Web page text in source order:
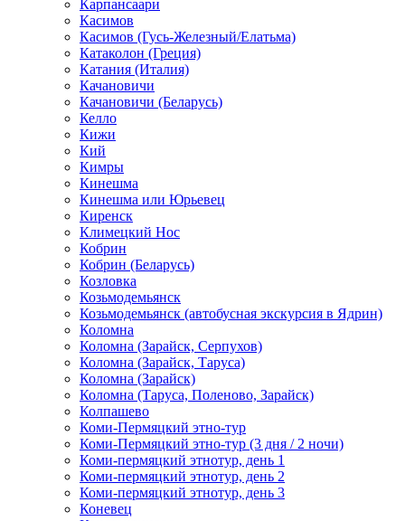
Карпансаари
Касимов
Касимов (Гусь-Железный/Елатьма)
Катаколон (Греция)
Катания (Италия)
Качановичи
Качановичи (Беларусь)
Келло
Кижи
Кий
Кимры
Кинешма
Кинешма или Юрьевец
Киренск
Климецкий Нос
Кобрин
Кобрин (Беларусь)
Козловка
Козьмодемьянск
Козьмодемьянск (автобусная экскурсия в Ядрин)
Коломна
Коломна (Зарайск, Серпухов)
Коломна (Зарайск, Таруса)
Коломна (Зарайск)
Коломна (Таруса, Поленово, Зарайск)
Колпашево
Коми-Пермяцкий этно-тур
Коми-Пермяцкий этно-тур (3 дня / 2 ночи)
Коми-пермяцкий этнотур, день 1
Коми-пермяцкий этнотур, день 2
Коми-пермяцкий этнотур, день 3
Коневец